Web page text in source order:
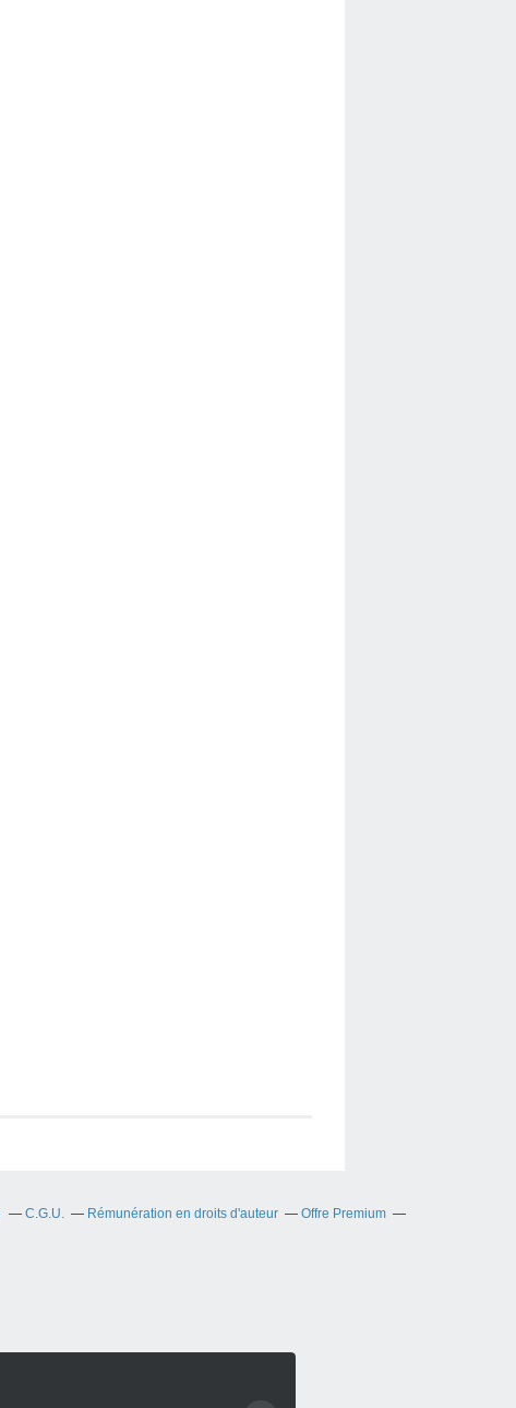
C.G.U. Rémunération en droits d'auteur
Offre Premium